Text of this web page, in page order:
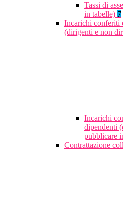
Tassi di
in tabelle) 7
Incarichi conferiti
(dirigenti e non
Incarichi
dipendenti
pubblicare
Contrattazione